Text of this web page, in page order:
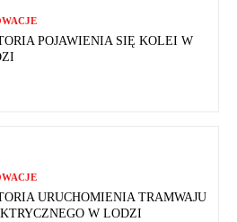
POJAWIENIA SIĘ KOLEI W
URUCHOMIENIA TRAMWAJU
W LODZI